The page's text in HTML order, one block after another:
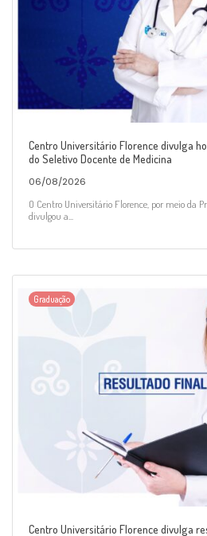
Centro Universitário Florence divulga
do Seletivo Docente de Medicina
06/08/2026
O Centro Universitário Florence, por meio da
divulgou a...
Graduação
Centro Universitário Florence divulga